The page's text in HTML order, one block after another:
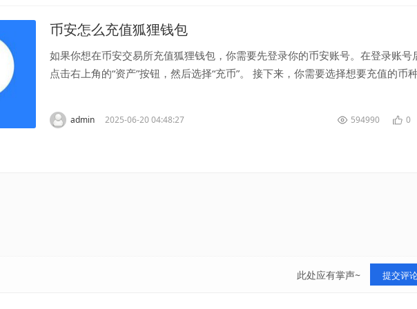
币安怎么充值狐狸钱包
如果你想在币安交易所充值狐狸钱包，你需要先登录你的币安账号。在登录账号
点击右上角的“资产”按钮，然后选择“充币”。 接下来，你需要选择想要充值的币
admin 2025-06-20 04:48:27 594990 0
此处应有掌声~ 提交评